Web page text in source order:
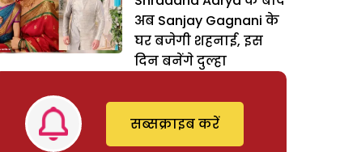
अब Sanjay Gagnani के
घर बजेगी शहनाई, इस
दिन बनेंगे दुल्हा
सब्सक्राइब करें